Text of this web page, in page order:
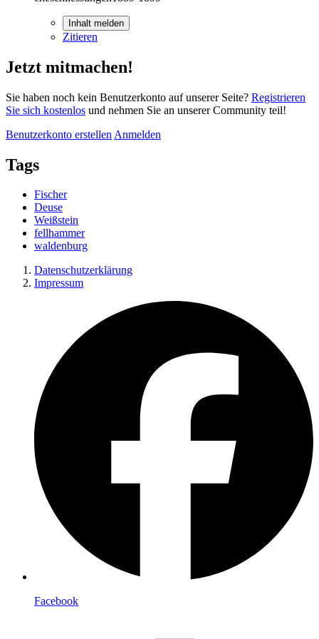
Inhalt melden
Zitieren
Jetzt mitmachen!
Sie haben noch kein Benutzerkonto auf unserer Seite? Registrieren
Sie sich kostenlos und nehmen Sie an unserer Community teil!
Benutzerkonto erstellen Anmelden
Tags
Fischer
Deuse
Weißstein
fellhammer
waldenburg
Datenschutzerklärung
Impressum
Facebook